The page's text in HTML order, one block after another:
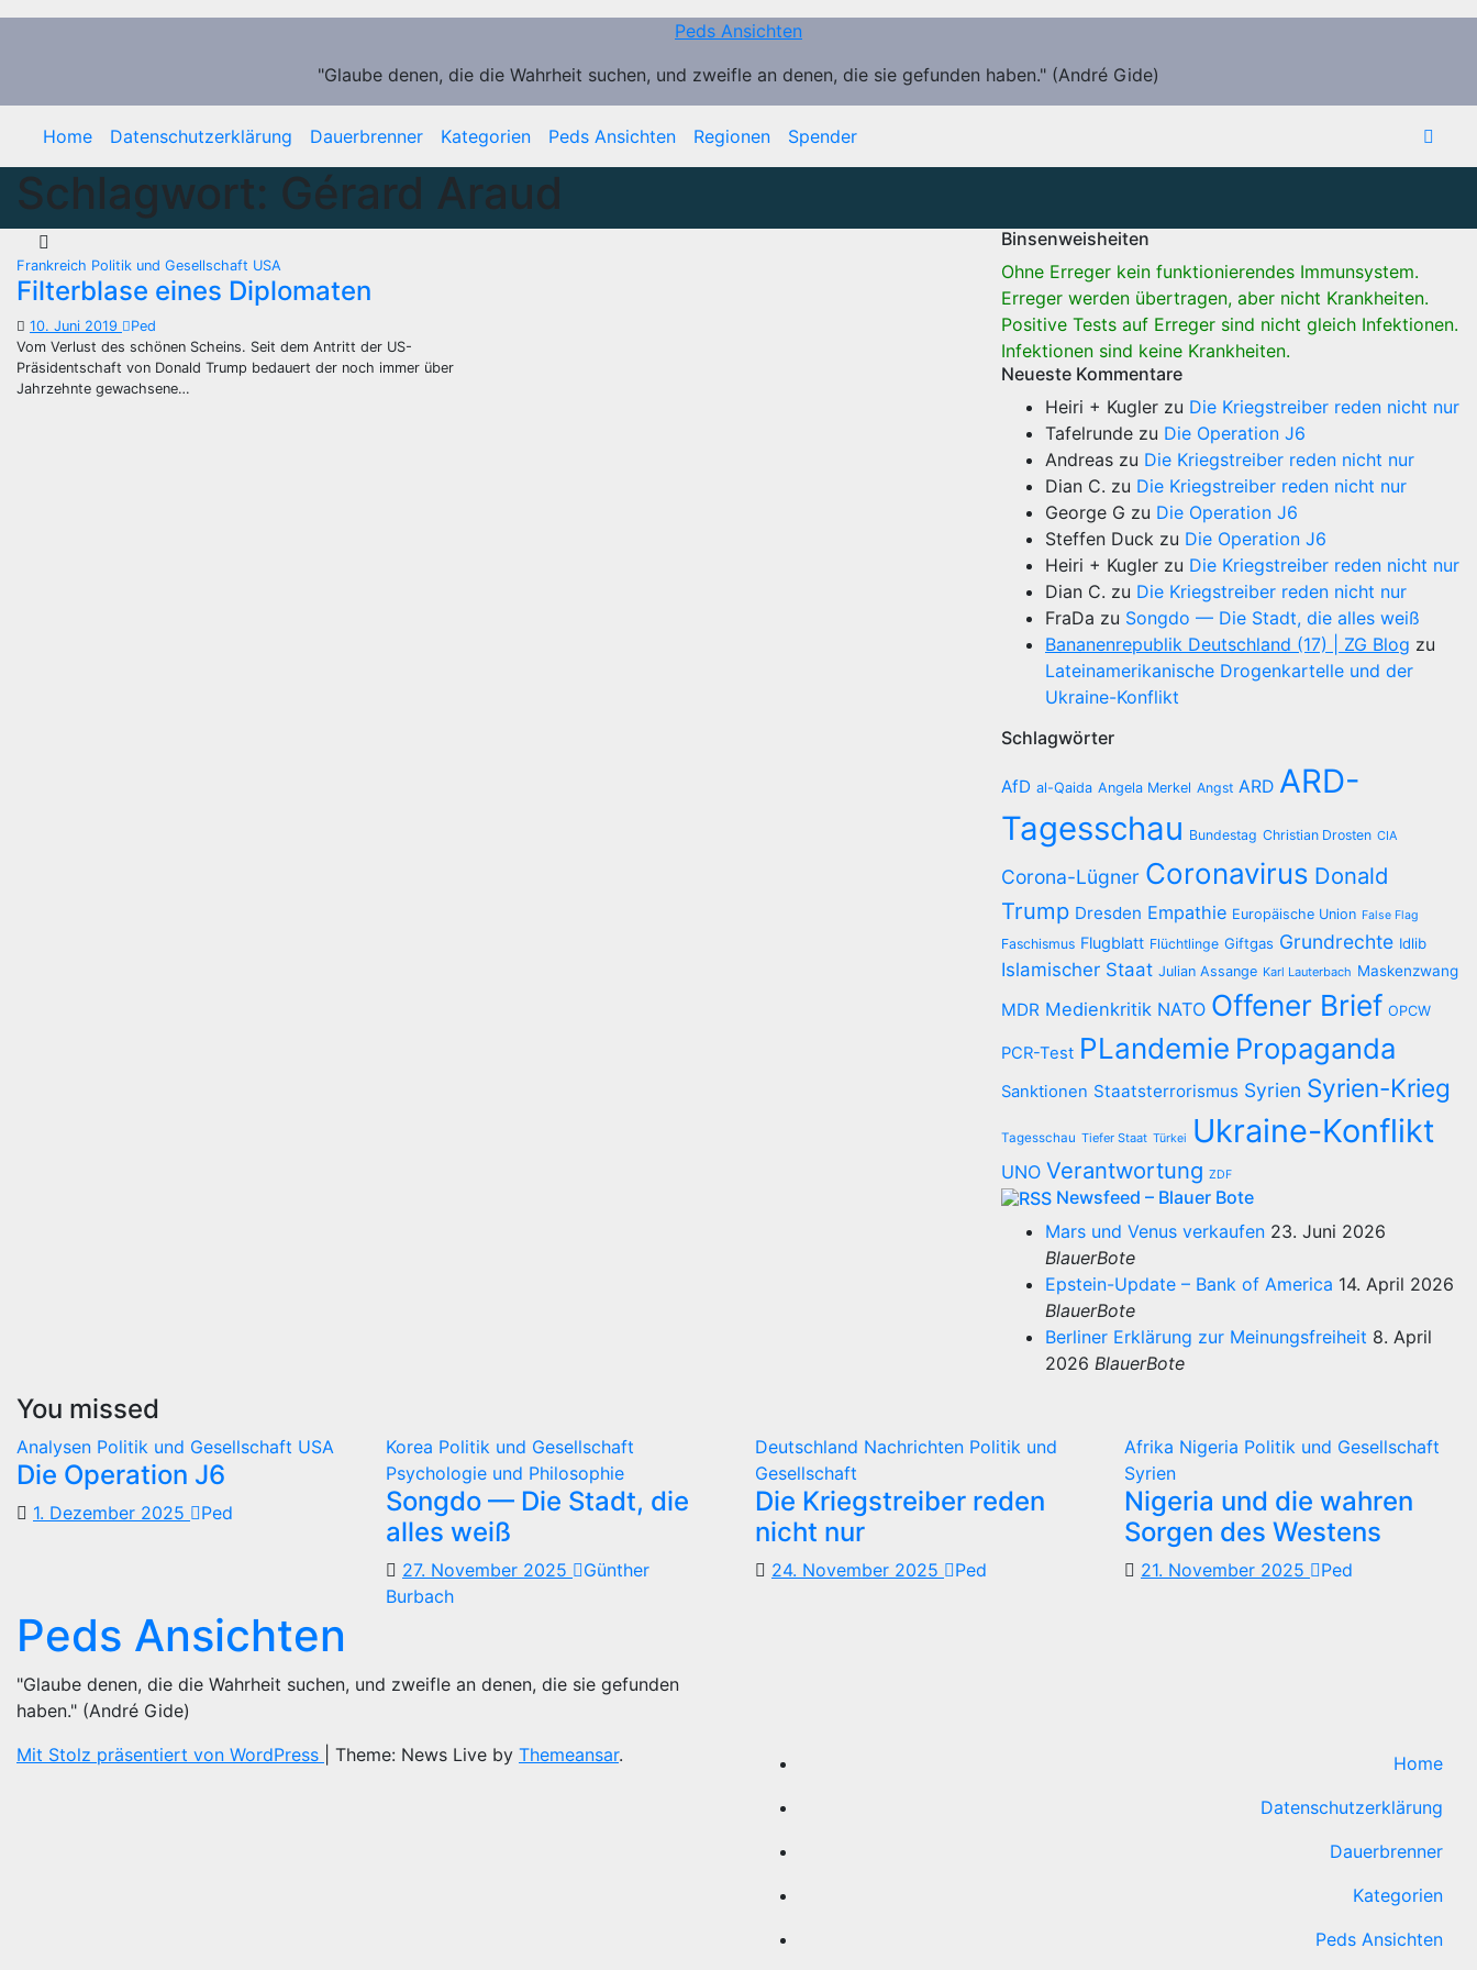
Zum
Peds Ansichten
"Glaube denen, die die Wahrheit suchen, und zweifle an denen, die sie gefunden haben." (André Gide)
Home Datenschutzerklärung Dauerbrenner Kategorien Peds Ansichten Regionen Spender
Schlagwort: Gérard Araud
Frankreich Politik und Gesellschaft USA
Filterblase eines Diplomaten
10. Juni 2019
Ped
Vom Verlust des schönen Scheins. Seit dem Antritt der US-
Präsidentschaft von Donald Trump bedauert der noch immer über
Jahrzehnte gewachsene…
Binsenweisheiten
Ohne Erreger kein funktionierendes Immunsystem.
Erreger werden übertragen, aber nicht Krankheiten.
Positive Tests auf Erreger sind nicht gleich Infektionen.
Infektionen sind keine Krankheiten.
Neueste Kommentare
Heiri + Kugler zu Die Kriegstreiber reden nicht nur
Tafelrunde zu Die Operation J6
Andreas zu Die Kriegstreiber reden nicht nur
Dian C. zu Die Kriegstreiber reden nicht nur
George G zu Die Operation J6
Steffen Duck zu Die Operation J6
Heiri + Kugler zu Die Kriegstreiber reden nicht nur
Dian C. zu Die Kriegstreiber reden nicht nur
FraDa zu Songdo — Die Stadt, die alles weiß
Bananenrepublik Deutschland (17) | ZG Blog zu
Lateinamerikanische Drogenkartelle und der
Ukraine-Konflikt
Schlagwörter
AfD al-Qaida Angela Merkel Angst ARD ARD-
Tagesschau Bundestag Christian Drosten CIA
Corona-Lügner Coronavirus Donald
Trump Dresden Empathie Europäische Union False Flag
Faschismus Flugblatt Flüchtlinge Giftgas Grundrechte Idlib
Islamischer Staat Julian Assange Karl Lauterbach Maskenzwang
MDR Medienkritik NATO Offener Brief OPCW
PCR-Test PLandemie Propaganda
Sanktionen Staatsterrorismus Syrien Syrien-Krieg
Tagesschau Tiefer Staat Türkei Ukraine-Konflikt
UNO Verantwortung ZDF
Newsfeed – Blauer Bote
Mars und Venus verkaufen 23. Juni 2026
BlauerBote
Epstein-Update – Bank of America 14. April 2026
BlauerBote
Berliner Erklärung zur Meinungsfreiheit 8. April
2026 BlauerBote
You missed
Analysen Politik und Gesellschaft USA
Die Operation J6
1. Dezember 2025 Ped
Korea Politik und Gesellschaft
Psychologie und Philosophie
Songdo — Die Stadt, die
alles weiß
27. November 2025
Günther
Burbach
Deutschland Nachrichten Politik und
Gesellschaft
Die Kriegstreiber reden
nicht nur
24. November 2025 Ped
Afrika Nigeria Politik und Gesellschaft
Syrien
Nigeria und die wahren
Sorgen des Westens
21. November 2025 Ped
Peds Ansichten
"Glaube denen, die die Wahrheit suchen, und zweifle an denen, die sie gefunden
haben." (André Gide)
Mit Stolz präsentiert von WordPress
Theme: News Live by Themeansar.
Home
Datenschutzerklärung
Dauerbrenner
Kategorien
Peds Ansichten